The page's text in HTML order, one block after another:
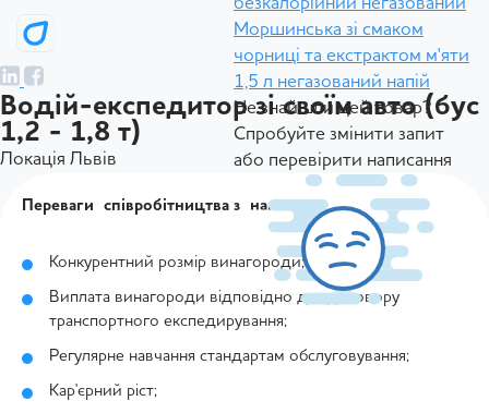
безкалорійний негазований
Моршинська зі смаком
чорниці та екстрактом м'яти
1,5 л негазований напій
Не знайшли цей товар?
Спробуйте змінити запит
або перевірити написання
Водій-експедитор зі своїм авто (бус
1,2 - 1,8 т)
Локація Львів
Переваги співробітництва з нами:
Конкурентний розмір винагороди;
Виплата винагороди відповідно до договору
транспортного експедирування;
Регулярне навчання стандартам обслуговування;
Кар'єрний ріст;